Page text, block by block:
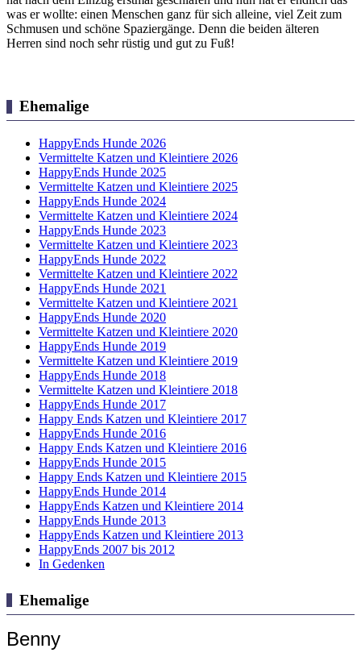
was er wollte: einen Menschen ganz für sich alleine, viel Zeit zum
Schmusen und schöne Spaziergänge. Denn die beiden älteren
Herren sind noch sehr rüstig und gut zu Fuß!
Ehemalige
HappyEnds Hunde 2026
Vermittelte Katzen und Kleintiere 2026
HappyEnds Hunde 2025
Vermittelte Katzen und Kleintiere 2025
HappyEnds Hunde 2024
Vermittelte Katzen und Kleintiere 2024
HappyEnds Hunde 2023
Vermittelte Katzen und Kleintiere 2023
HappyEnds Hunde 2022
Vermittelte Katzen und Kleintiere 2022
HappyEnds Hunde 2021
Vermittelte Katzen und Kleintiere 2021
HappyEnds Hunde 2020
Vermittelte Katzen und Kleintiere 2020
HappyEnds Hunde 2019
Vermittelte Katzen und Kleintiere 2019
HappyEnds Hunde 2018
Vermittelte Katzen und Kleintiere 2018
HappyEnds Hunde 2017
Happy Ends Katzen und Kleintiere 2017
HappyEnds Hunde 2016
Happy Ends Katzen und Kleintiere 2016
HappyEnds Hunde 2015
Happy Ends Katzen und Kleintiere 2015
HappyEnds Hunde 2014
HappyEnds Katzen und Kleintiere 2014
HappyEnds Hunde 2013
HappyEnds Katzen und Kleintiere 2013
HappyEnds 2007 bis 2012
In Gedenken
Ehemalige
Benny